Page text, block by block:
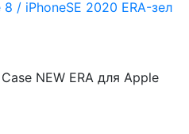
NEW ERA для Apple